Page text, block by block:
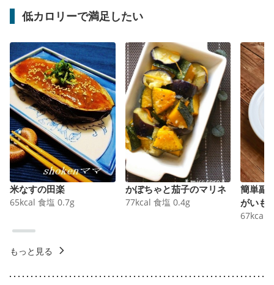
低カロリーで満足したい
米なすの田楽
65kcal 食塩 0.7g
かぼちゃと茄子のマリネ
77kcal 食塩 0.4g
簡単副
がいも
67kcal
もっと見る